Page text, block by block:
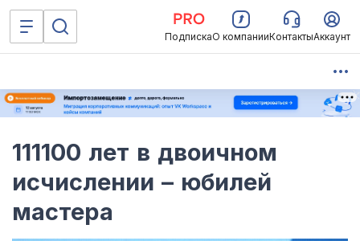
ПодпискаО компанииКонтактыАккаунт
111100 лет в двоичном
исчислении – юбилей
мастера